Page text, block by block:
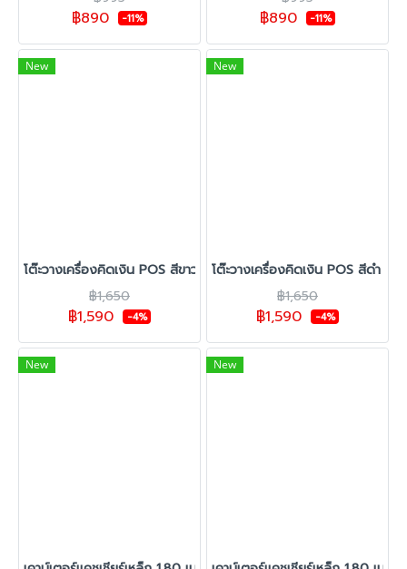
฿890 -11% ฿890 -11%
New
โต๊ะวางเครื่องคิดเงิน POS สีขาว รุ่น Super Cash
฿1,650
฿1,590 -4%
New
โต๊ะวางเครื่องคิดเงิน POS สีดำ รุ่น
฿1,650
฿1,590 -4%
New New